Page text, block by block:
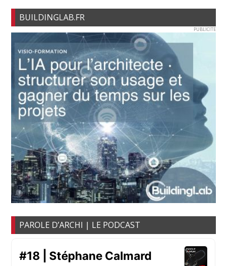
BUILDINGLAB.FR
PUBLICITE
PAROLE D’ARCHI | LE PODCAST